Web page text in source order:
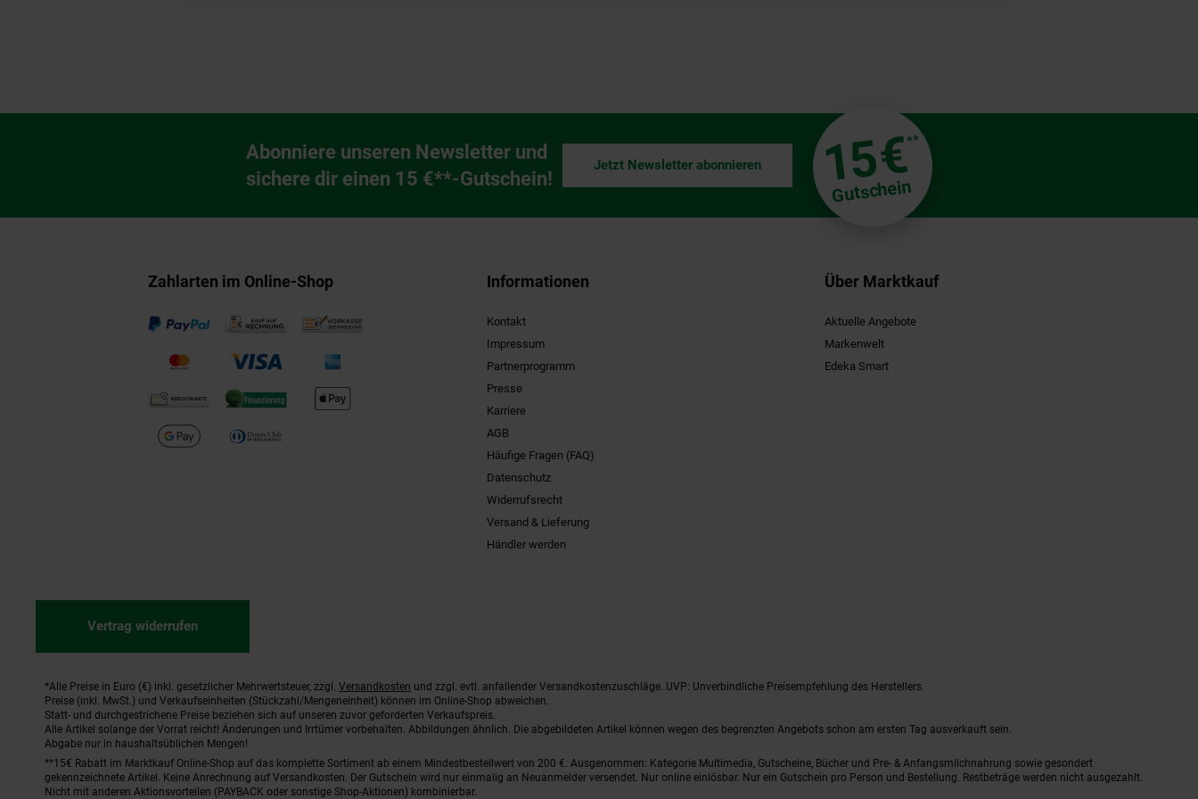
Newsletter Anmeldung
Abonniere unseren Newsletter und
sichere dir einen 15 €**-Gutschein!
15€**
Gutschein
Jetzt Newsletter abonnieren
Zahlarten im Online-Shop Informationen
Kontakt
Impressum
Partnerprogramm
Presse
Karriere
AGB
Häufige Fragen (FAQ)
Datenschutz
Widerrufsrecht
Versand & Lieferung
Händler werden
Über Marktkauf
Aktuelle Angebote
Markenwelt
Edeka Smart
Vertrag widerrufen
Fußnoten
*Alle Preise in Euro (€) inkl. gesetzlicher Mehrwertsteuer, zzgl. Versandkosten und zzgl. evtl. anfallender Versandkostenzuschläge. UVP: Unverbindliche Preisempfehlung des Herstellers.
Preise (inkl. MwSt.) und Verkaufseinheiten (Stückzahl/Mengeneinheit) können im Online-Shop abweichen.
Statt- und durchgestrichene Preise beziehen sich auf unseren zuvor geforderten Verkaufspreis.
Alle Artikel solange der Vorrat reicht! Änderungen und Irrtümer vorbehalten. Abbildungen ähnlich. Die abgebildeten Artikel können wegen des begrenzten Angebots schon am ersten Tag ausverkauft sein.
Abgabe nur in haushaltsüblichen Mengen!
**15€ Rabatt im Marktkauf Online-Shop auf das komplette Sortiment ab einem Mindestbestellwert von 200 €. Ausgenommen: Kategorie Multimedia, Gutscheine, Bücher und Pre- & Anfangsmilchnahrung sowie gesondert
gekennzeichnete Artikel. Keine Anrechnung auf Versandkosten. Der Gutschein wird nur einmalig an Neuanmelder versendet. Nur online einlösbar. Nur ein Gutschein pro Person und Bestellung. Restbeträge werden nicht ausgezahlt.
Nicht mit anderen Aktionsvorteilen (PAYBACK oder sonstige Shop-Aktionen) kombinierbar.